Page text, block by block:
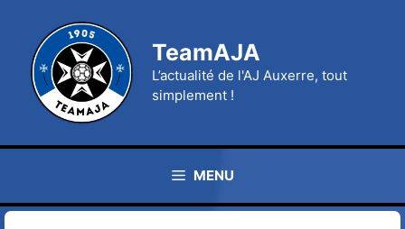
contenu
TeamAJA
L’actualité de l'AJ Auxerre, tout
simplement !
MENU